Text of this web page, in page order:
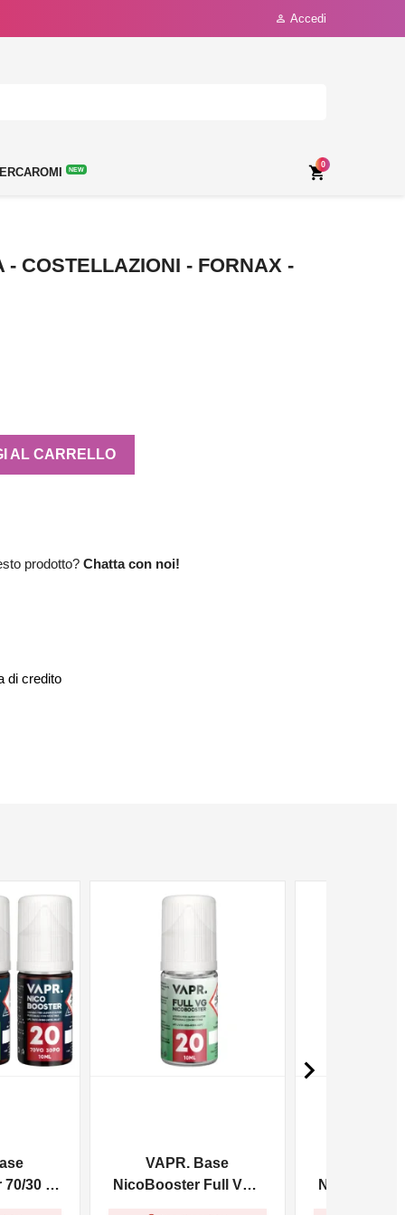
 Accedi
NEW 
0
- COSTELLAZIONI - FORNAX -
AL CARRELLO
prodotto? Chatta con noi!
di credito
30 -
VAPR. Base
NicoBooster Full VG -
